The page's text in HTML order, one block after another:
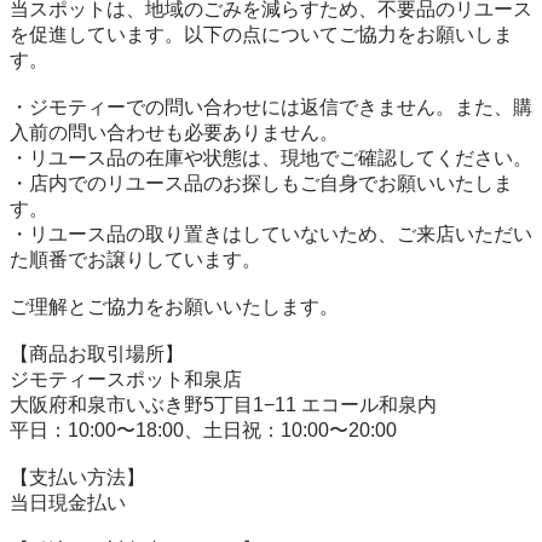
当スポットは、地域のごみを減らすため、不要品のリユース
を促進しています。以下の点についてご協力をお願いしま
す。
・ジモティーでの問い合わせには返信できません。また、購
入前の問い合わせも必要ありません。
・リユース品の在庫や状態は、現地でご確認してください。
・店内でのリユース品のお探しもご自身でお願いいたしま
す。
・リユース品の取り置きはしていないため、ご来店いただい
た順番でお譲りしています。
ご理解とご協力をお願いいたします。
【商品お取引場所】
ジモティースポット和泉店
大阪府和泉市いぶき野5丁目1−11 エコール和泉内
平日：10:00〜18:00、土日祝：10:00〜20:00
【⽀払い⽅法】
当日現金払い